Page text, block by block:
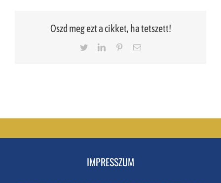
Oszd meg ezt a cikket, ha tetszett!
TwitterLinkedInPinterestEmail
IMPRESSZUM